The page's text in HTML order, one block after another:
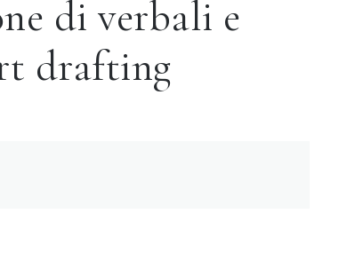
di verbali e
drafting